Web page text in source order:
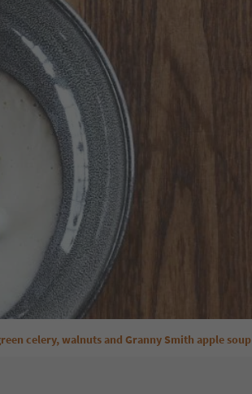
celery, walnuts and Granny Smith apple soup